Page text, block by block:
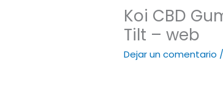
Koi CBD
Tilt – web
Dejar un comentario